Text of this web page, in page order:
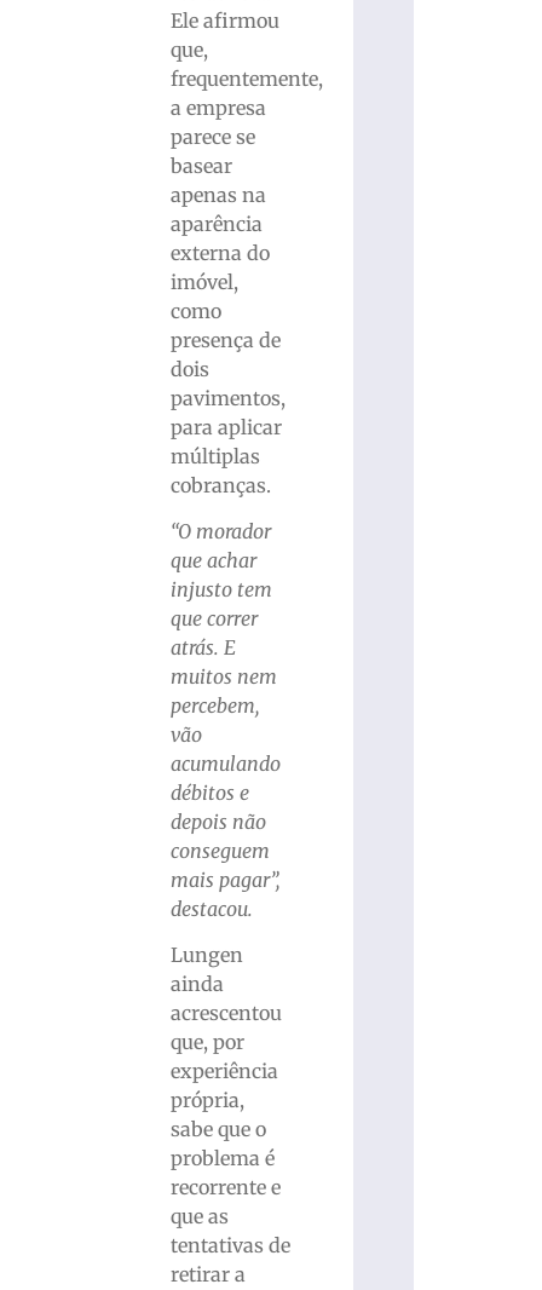
Ele afirmou
que,
frequentemente,
a empresa
parece se
basear
apenas na
aparência
externa do
imóvel,
como
presença de
dois
pavimentos,
para aplicar
múltiplas
cobranças.
“O morador
que achar
injusto tem
que correr
atrás. E
muitos nem
percebem,
vão
acumulando
débitos e
depois não
conseguem
mais pagar”,
destacou.
Lungen
ainda
acrescentou
que, por
experiência
própria,
sabe que o
problema é
recorrente e
que as
tentativas de
retirar a